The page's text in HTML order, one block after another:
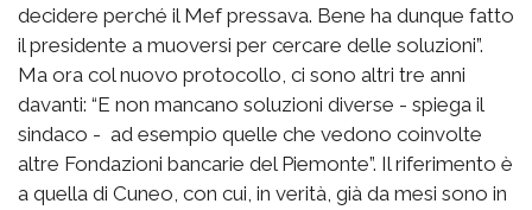
decidere perché il Mef pressava. Bene ha dunque fatto
il presidente a muoversi per cercare delle soluzioni”.
Ma ora col nuovo protocollo, ci sono altri tre anni
davanti: “E non mancano soluzioni diverse - spiega il
sindaco - ad esempio quelle che vedono coinvolte
altre Fondazioni bancarie del Piemonte”. Il riferimento è
a quella di Cuneo, con cui, in verità, già da mesi sono in